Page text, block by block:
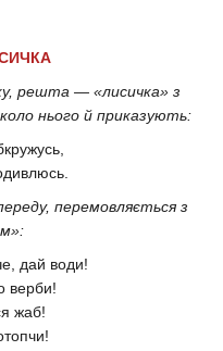
решта — «лисичка» з
нього й приказують:
перемовляється з
дай води!
жаб!